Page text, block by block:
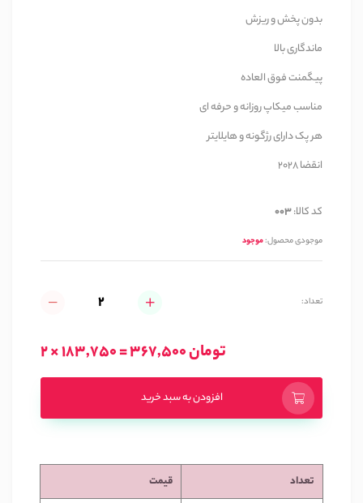
بدون پخش و ریزش
ماندگاری بالا
پیگمنت فوق العاده
مناسب میکاپ روزانه و حرفه ای
هر پک دارای رژگونه و هایلایتر
انقضا 2028
کد کالا:003
موجودی محصول:موجود
تعداد:
2 × 183,750 = 367,500 تومان
افزودن به سبد خرید
تعداد
قیمت